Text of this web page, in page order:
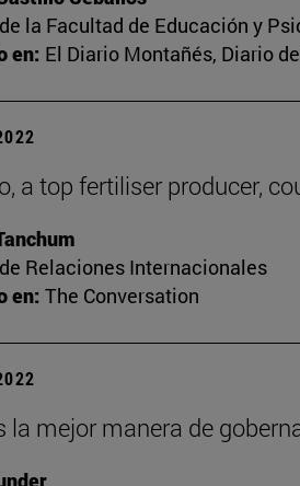
la Facultad de Educación y
en: El Diario Montañés, Diario
a top fertiliser producer,
Relaciones Internacionales
en: The Conversation
la mejor manera de